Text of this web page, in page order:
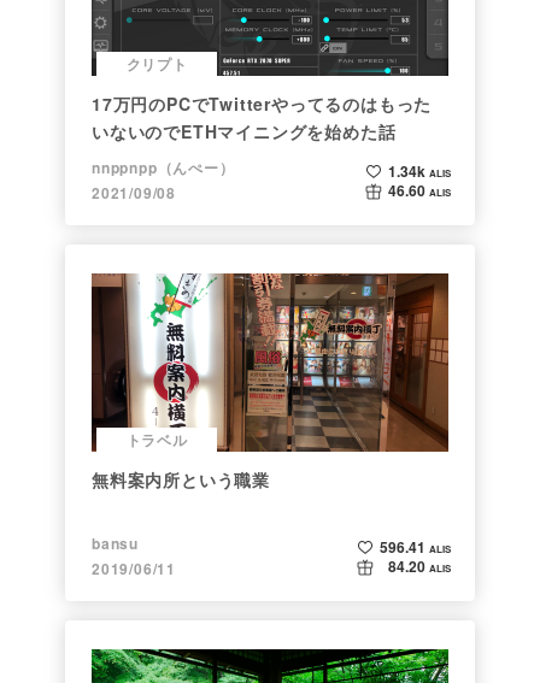
クリプト
17万円のPCでTwitterやってるのはもった
いないのでETHマイニングを始めた話
nnppnpp（んぺー）
2021/09/08
1.34k ALIS
46.60 ALIS
トラベル
無料案内所という職業
bansu
2019/06/11
596.41 ALIS
84.20 ALIS